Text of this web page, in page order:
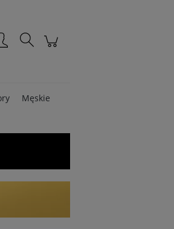
Męskie